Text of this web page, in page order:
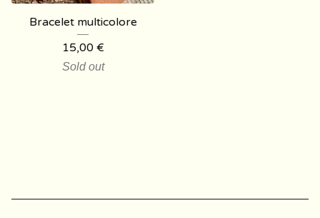
Bracelet multicolore
15,00 €
Sold out